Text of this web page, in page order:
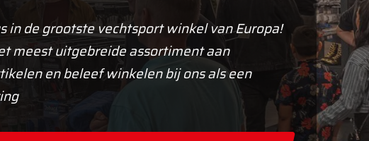
in de grootste vechtsport winkel van Europa!
meest uitgebreide assortiment aan
en beleef winkelen bij ons als een